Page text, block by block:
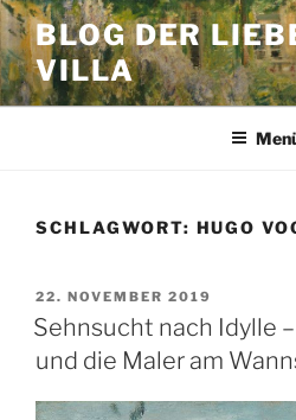
Zum
Inhalt
springen
BLOG DER
VILLA
SCHLAGWORT: HUGO
VERÖFFENTLICHT
AM
22. NOVEMBER 2019
Sehnsucht nach Idylle
und die Maler am